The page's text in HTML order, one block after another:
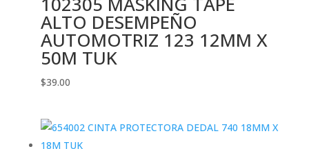
ALTO DESEMPEÑO
AUTOMOTRIZ 123 12MM X
50M TUK
$39.00